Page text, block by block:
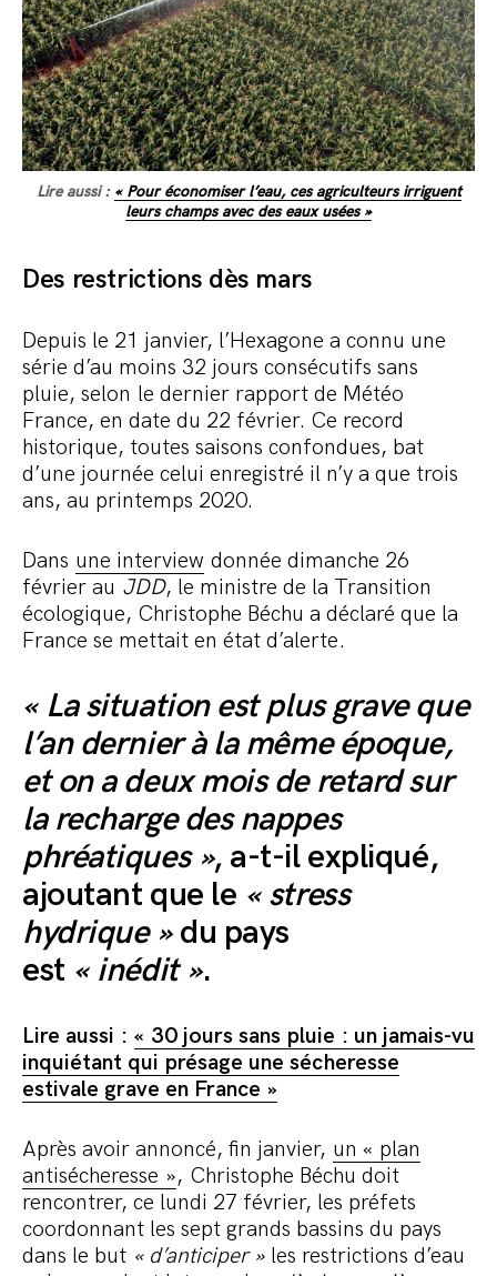
Lire aussi : « Pour économiser l’eau, ces agriculteurs irriguent
leurs champs avec des eaux usées »
Des restrictions dès mars
Depuis le 21 janvier, l’Hexagone a connu une
série d’au moins 32 jours consécutifs sans
pluie, selon le dernier rapport de Météo
France, en date du 22 février. Ce record
historique, toutes saisons confondues, bat
d’une journée celui enregistré il n’y a que trois
ans, au printemps 2020.
Dans une interview donnée dimanche 26
février au JDD, le ministre de la Transition
écologique, Christophe Béchu a déclaré que la
France se mettait en état d’alerte.
« La situation est plus grave que
l’an dernier à la même époque,
et on a deux mois de retard sur
la recharge des nappes
phréatiques », a-t-il expliqué,
ajoutant que le « stress
hydrique »du pays
est « inédit ».
Lire aussi : « 30 jours sans pluie : un jamais-vu
inquiétant qui présage une sécheresse
estivale grave en France »
Après avoir annoncé, fin janvier, un « plan
antisécheresse », Christophe Béchu doit
rencontrer, ce lundi 27 février, les préfets
coordonnant les sept grands bassins du pays
dans le but « d’anticiper »les restrictions d’eau